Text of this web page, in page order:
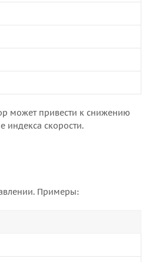
может привести к снижению
индекса скорости.
Примеры: